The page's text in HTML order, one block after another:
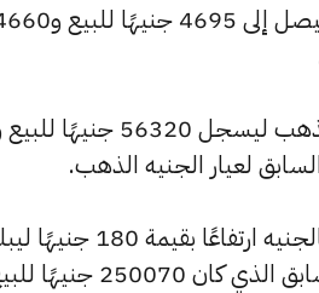
لعيار الجنيه الذهب.
للبيع و248295 جنيهًا للشراء.